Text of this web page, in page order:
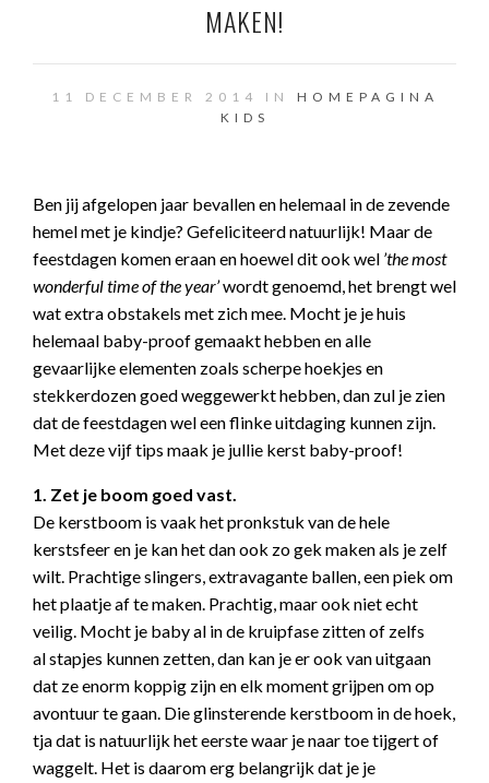
MAKEN!
11 DECEMBER 2014 IN HOMEPAGINA
KIDS
Ben jij afgelopen jaar bevallen en helemaal in de zevende
hemel met je kindje? Gefeliciteerd natuurlijk! Maar de
feestdagen komen eraan en hoewel dit ook wel ’the most
wonderful time of the year’wordt genoemd, het brengt wel
wat extra obstakels met zich mee. Mocht je je huis
helemaal baby-proof gemaakt hebben en alle
gevaarlijke elementen zoals scherpe hoekjes en
stekkerdozen goed weggewerkt hebben, dan zul je zien
dat de feestdagen wel een flinke uitdaging kunnen zijn.
Met deze vijf tips maak je jullie kerst baby-proof!
1. Zet je boom goed vast.
De kerstboom is vaak het pronkstuk van de hele
kerstsfeer en je kan het dan ook zo gek maken als je zelf
wilt. Prachtige slingers, extravagante ballen, een piek om
het plaatje af te maken. Prachtig, maar ook niet echt
veilig. Mocht je baby al in de kruipfase zitten of zelfs
al stapjes kunnen zetten, dan kan je er ook van uitgaan
dat ze enorm koppig zijn en elk moment grijpen om op
avontuur te gaan. Die glinsterende kerstboom in de hoek,
tja dat is natuurlijk het eerste waar je naar toe tijgert of
waggelt. Het is daarom erg belangrijk dat je je